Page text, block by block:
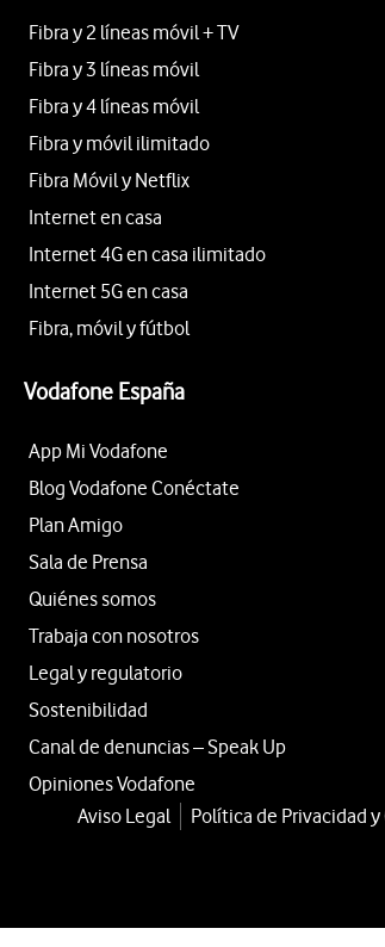
Fibra y 2 líneas móvil + TV
Fibra y 3 líneas móvil
Fibra y 4 líneas móvil
Fibra y móvil ilimitado
Fibra Móvil y Netflix
Internet en casa
Internet 4G en casa ilimitado
Internet 5G en casa
Fibra, móvil y fútbol
Vodafone España
App Mi Vodafone
Blog Vodafone Conéctate
Plan Amigo
Sala de Prensa
Quiénes somos
Trabaja con nosotros
Legal y regulatorio
Sostenibilidad
Canal de denuncias – Speak Up
Opiniones Vodafone
Aviso Legal Política de Privacidad